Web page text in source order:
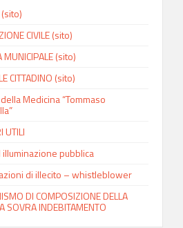
CIVILE (sito)
MUNICIPALE (sito)
CITTADINO (sito)
Medicina “Tommaso
UTILI
illuminazione pubblica
di illecito – whistleblower
DI COMPOSIZIONE DELLA
SOVRA INDEBITAMENTO